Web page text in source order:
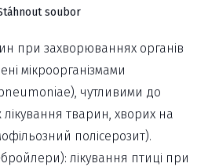
soubor
при захворюваннях органів
мікроорганізмами
чутливими до
лікування тварин, хворих на
полісерозит).
лікування птиці при